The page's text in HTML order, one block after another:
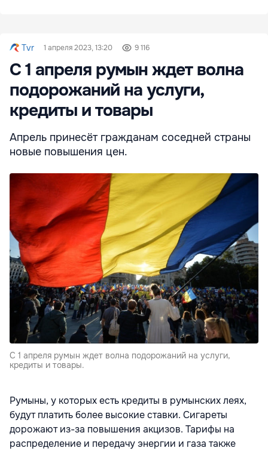
Tvr 1 апреля 2023, 13:20 9 116
С 1 апреля румын ждет волна
подорожаний на услуги,
кредиты и товары
Апрель принесёт гражданам соседней страны
новые повышения цен.
С 1 апреля румын ждет волна подорожаний на услуги,
кредиты и товары.
Румыны, у которых есть кредиты в румынских леях,
будут платить более высокие ставки. Сигареты
дорожают из-за повышения акцизов. Тарифы на
распределение и передачу энергии и газа также